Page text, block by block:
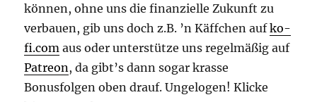
können, ohne uns die finanzielle Zukunft zu
verbauen, gib uns doch z.B. ’n Käffchen aufko-
fi.com aus oder unterstütze uns regelmäßig auf
Patreon , da gibt’s dann sogar krasse
Bonusfolgen oben drauf. Ungelogen! Klicke